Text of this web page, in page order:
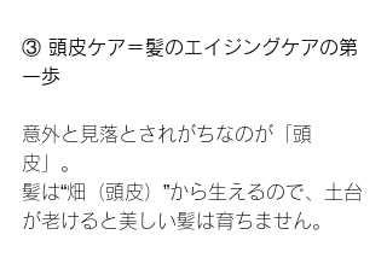
③ 頭皮ケア＝髪のエイジングケアの第
一歩
意外と見落とされがちなのが「頭
皮」。
髪は“畑（頭皮）”から生えるので、土台
が老けると美しい髪は育ちません。